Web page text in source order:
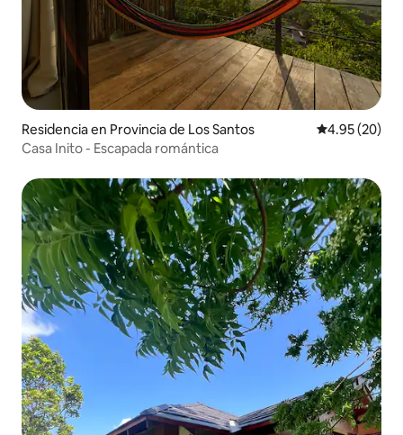
Residencia en Provincia de Los Santos Calificación
4.95 (20)
Casa Inito - Escapada romántica